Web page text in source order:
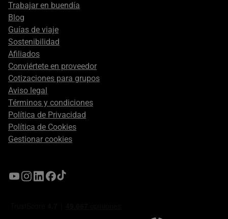
Trabajar en buendía
Blog
Guías de viaje
Sostenibilidad
Afiliados
Conviértete en proveedor
Cotizaciones para grupos
Aviso legal
Términos y condiciones
Política de Privacidad
Política de Cookies
Gestionar cookies